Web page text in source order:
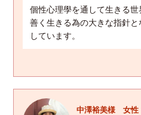
個性心理學を通して生きる
善く生きる為の大きな指針
しています。
中澤裕美様 女性